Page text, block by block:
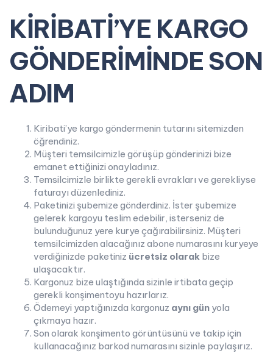
KİRİBATİ’YE KARGO
GÖNDERİMİNDE SON
ADIM
Kiribati’ye kargo göndermenin tutarını sitemizden
öğrendiniz.
Müşteri temsilcimizle görüşüp gönderinizi bize
emanet ettiğinizi onayladınız.
Temsilcimizle birlikte gerekli evrakları ve gerekliyse
faturayı düzenlediniz.
Paketinizi şubemize gönderdiniz. İster şubemize
gelerek kargoyu teslim edebilir, isterseniz de
bulunduğunuz yere kurye çağırabilirsiniz. Müşteri
temsilcimizden alacağınız abone numarasını kuryeye
verdiğinizde paketiniz ücretsiz olarak bize
ulaşacaktır.
Kargonuz bize ulaştığında sizinle irtibata geçip
gerekli konşimentoyu hazırlarız.
Ödemeyi yaptığınızda kargonuz aynı gün yola
çıkmaya hazır.
Son olarak konşimento görüntüsünü ve takip için
kullanacağınız barkod numarasını sizinle paylaşırız.